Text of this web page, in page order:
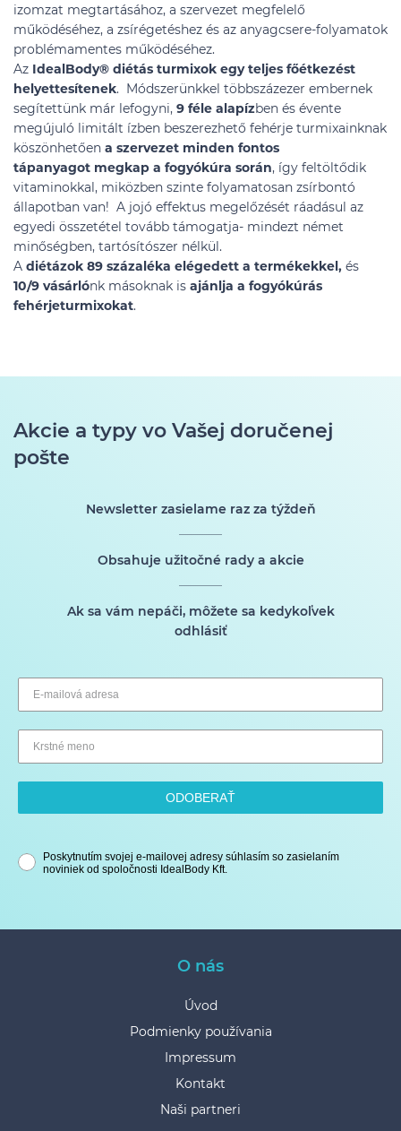
izomzat megtartásához, a szervezet megfelelő
működéséhez, a zsírégetéshez és az anyagcsere-folyamatok
problémamentes működéséhez.
Az IdealBody® diétás turmixok egy teljes főétkezést
helyettesítenek. Módszerünkkel többszázezer embernek
segítettünk már lefogyni, 9 féle alapízben és évente
megújuló limitált ízben beszerezhető fehérje turmixainknak
köszönhetően a szervezet minden fontos
tápanyagot megkap a fogyókúra során, így feltöltődik
vitaminokkal, miközben szinte folyamatosan zsírbontó
állapotban van! A jojó effektus megelőzését ráadásul az
egyedi összetétel tovább támogatja- mindezt német
minőségben, tartósítószer nélkül.
A diétázok 89 százaléka elégedett a termékekkel, és
10/9 vásárlónk másoknak is ajánlja a fogyókúrás
fehérjeturmixokat.
Akcie a typy vo Vašej doručenej
pošte
Newsletter zasielame raz za týždeň
Obsahuje užitočné rady a akcie
Ak sa vám nepáči, môžete sa kedykoľvek
odhlásiť
ODOBERAŤ
Poskytnutím svojej e-mailovej adresy súhlasím so zasielaním
noviniek od spoločnosti IdealBody Kft.
O nás
Úvod
Podmienky používania
Impressum
Kontakt
Naši partneri